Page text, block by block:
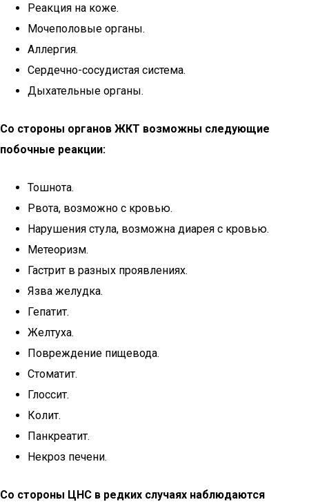
Реакция на коже.
Мочеполовые органы.
Аллергия.
Сердечно-сосудистая система.
Дыхательные органы.
Со стороны органов ЖКТ возможны следующие
побочные реакции:
Тошнота.
Рвота, возможно с кровью.
Нарушения стула, возможна диарея с кровью.
Метеоризм.
Гастрит в разных проявлениях.
Язва желудка.
Гепатит.
Желтуха.
Повреждение пищевода.
Стоматит.
Глоссит.
Колит.
Панкреатит.
Некроз печени.
Со стороны ЦНС в редких случаях наблюдаются